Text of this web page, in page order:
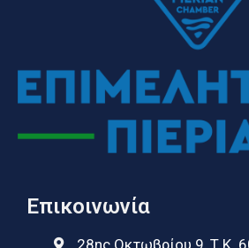
Επικοινωνία